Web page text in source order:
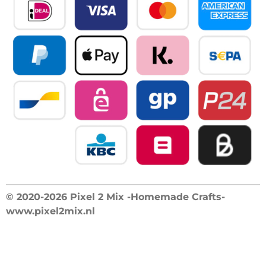
© 2020-2026 Pixel 2 Mix -Homemade Crafts-
www.pixel2mix.nl